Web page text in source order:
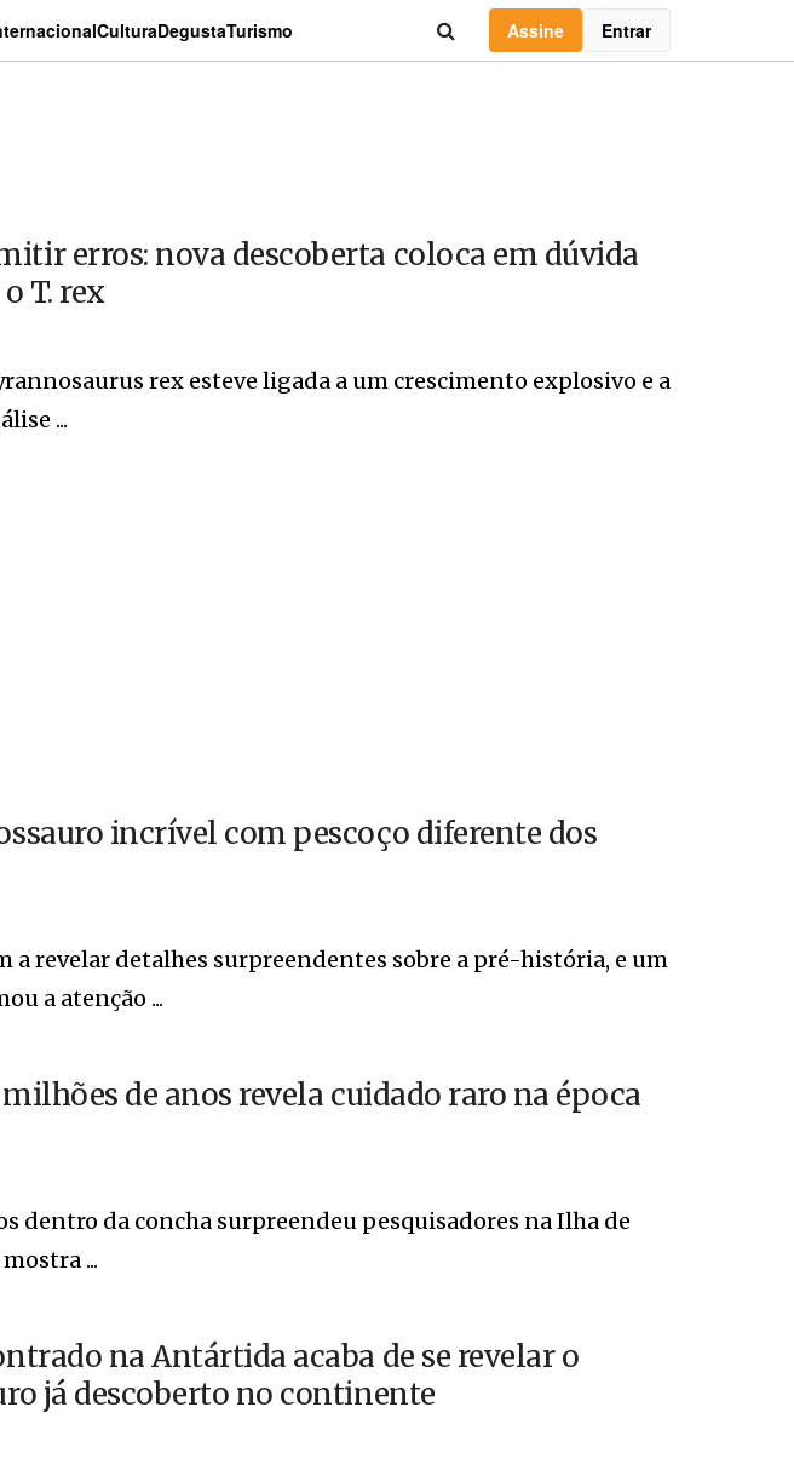
CulturaDegustaTurismo Assine Entrar
erros: nova descoberta coloca em dúvida
T. rex
rex esteve ligada a um crescimento explosivo e a
...
incrível com pescoço diferente dos
a revelar detalhes surpreendentes sobre a pré-história, e um
a atenção ...
de anos revela cuidado raro na época
dentro da concha surpreendeu pesquisadores na Ilha de
...
na Antártida acaba de se revelar o
já descoberto no continente